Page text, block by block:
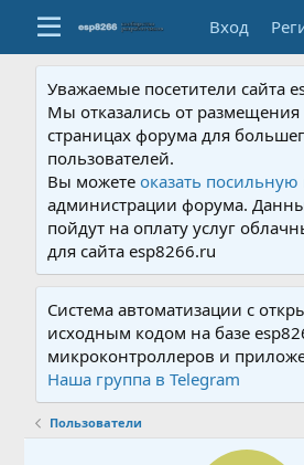
Вход
Уважаемые посетители сайта
Мы отказались от
страницах форума для
пользователей.
Вы можетеоказать
администрации форума.
пойдут на оплату услуг
для сайта esp8266.ru
Система автоматизации с
исходным кодом на базе
микроконтроллеров и
Наша группа в Telegram
Пользователи